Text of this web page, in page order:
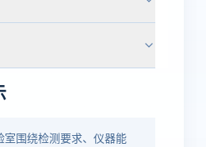
室围绕检测要求、仪器能